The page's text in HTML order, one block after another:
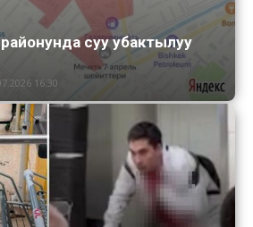
суу убактылуу
16:30